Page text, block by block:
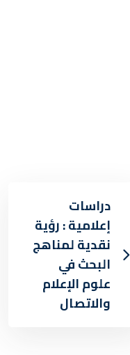
دراسات
إعلامية : رؤية
نقدية لمناهج
البحث في
علوم الإعلام
والاتصال